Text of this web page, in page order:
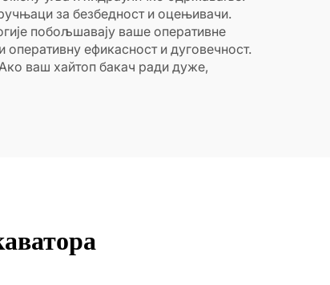
за безбедност и оцењивачи.
побољшавају ваше оперативне
ефикасност и дуговечност.
ваш хайтоп бакач ради дуже,